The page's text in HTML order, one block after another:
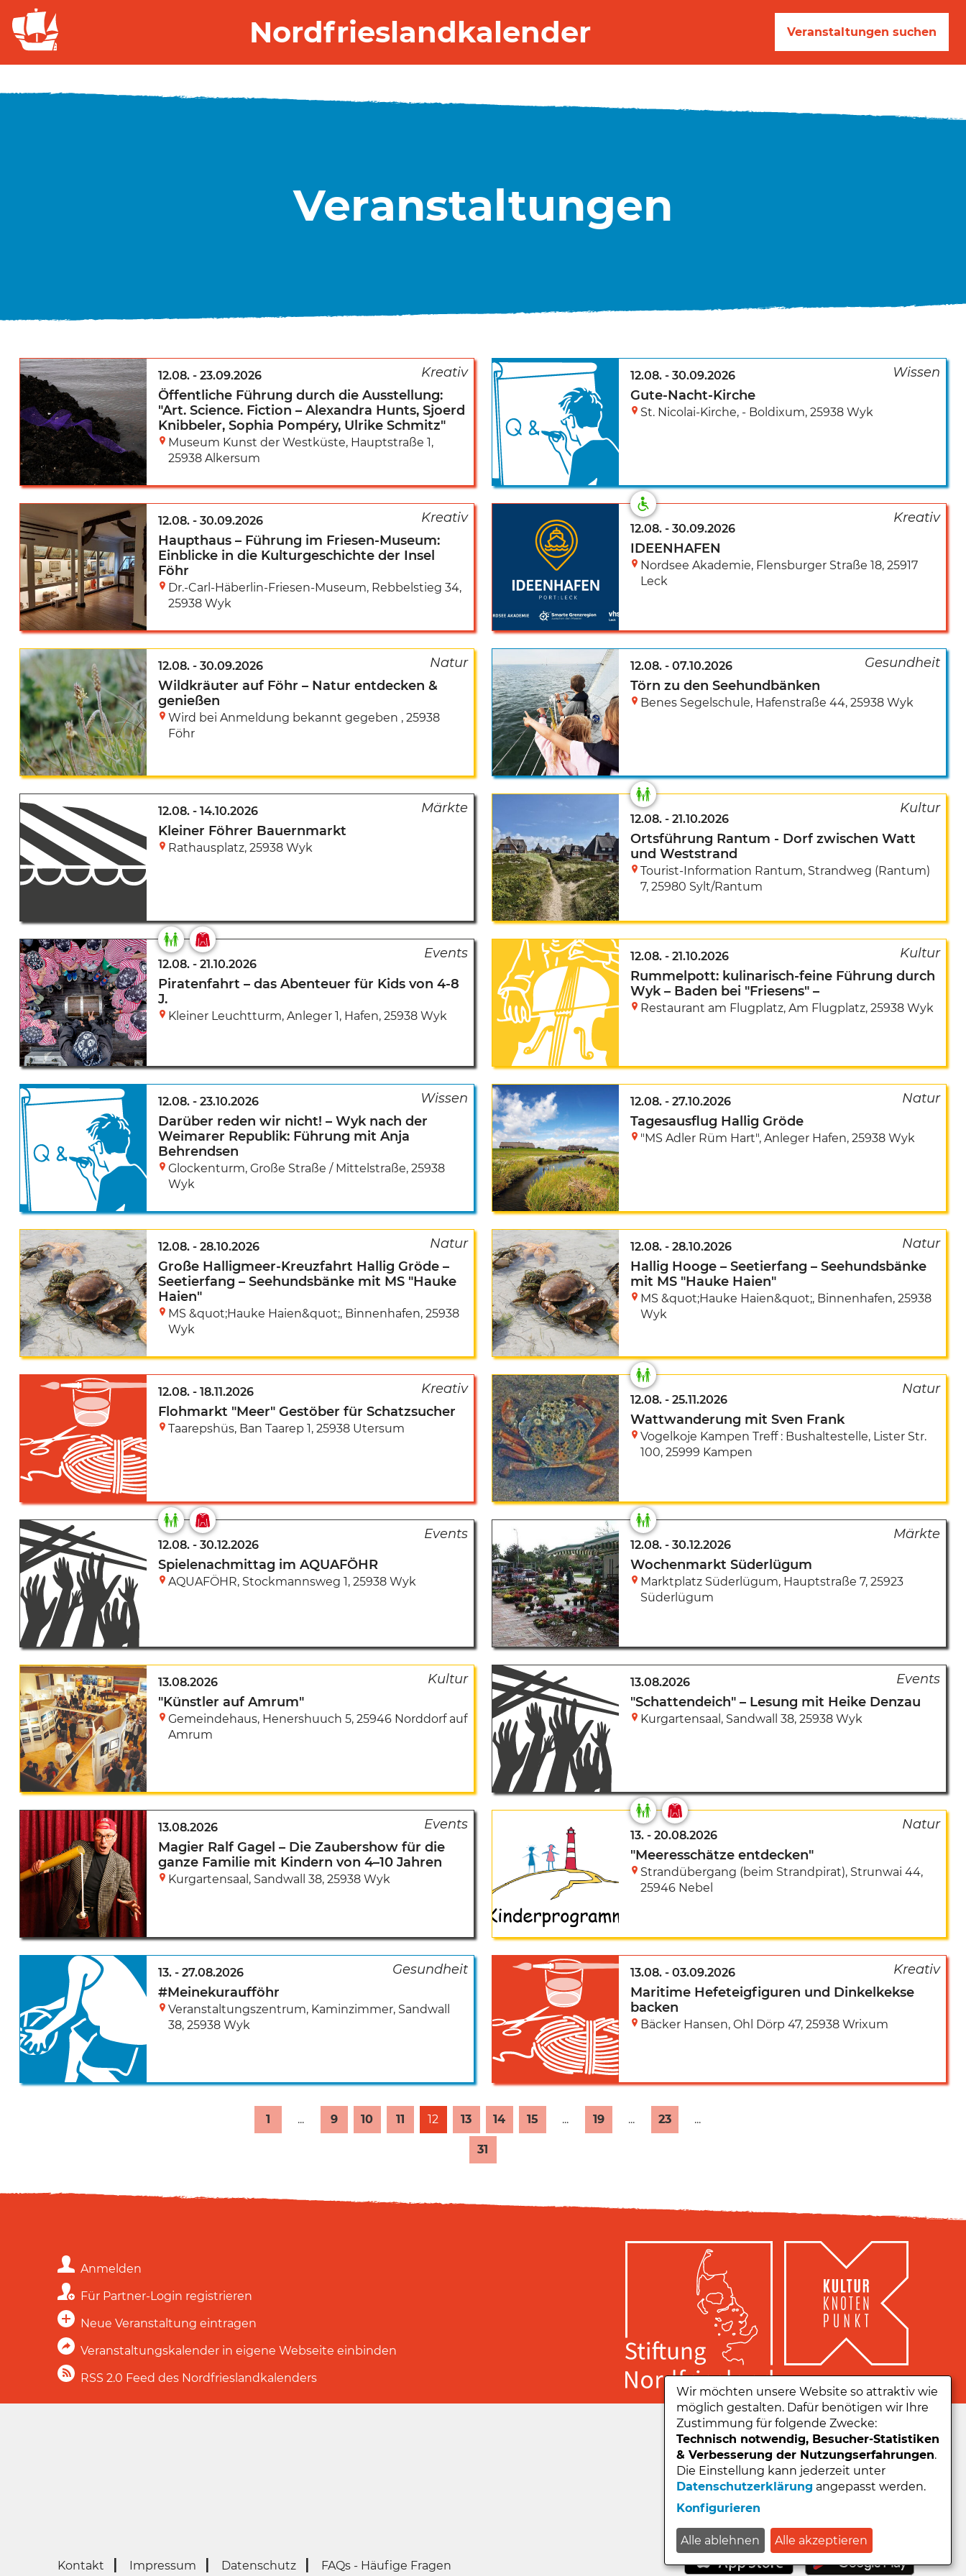
Nordfrieslandkalender Veranstaltungen suchen
Veranstaltungen
12.08. - 23.09.2026
Öffentliche Führung durch die Ausstellung:
"Art. Science. Fiction – Alexandra Hunts, Sjoerd
Knibbeler, Sophia Pompéry, Ulrike Schmitz"
Museum Kunst der Westküste, Hauptstraße 1,
25938 Alkersum
12.08. - 30.09.2026
Gute-Nacht-Kirche
St. Nicolai-Kirche, - Boldixum, 25938 Wyk
12.08. - 30.09.2026
Haupthaus – Führung im Friesen-Museum:
Einblicke in die Kulturgeschichte der Insel
Föhr
Dr.-Carl-Häberlin-Friesen-Museum, Rebbelstieg 34,
25938 Wyk
12.08. - 30.09.2026
IDEENHAFEN
Nordsee Akademie, Flensburger Straße 18, 25917
Leck
12.08. - 30.09.2026
Wildkräuter auf Föhr – Natur entdecken &
genießen
Wird bei Anmeldung bekannt gegeben , 25938
Föhr
12.08. - 07.10.2026
Törn zu den Seehundbänken
Benes Segelschule, Hafenstraße 44, 25938 Wyk
12.08. - 14.10.2026
Kleiner Föhrer Bauernmarkt
Rathausplatz, 25938 Wyk
12.08. - 21.10.2026
Ortsführung Rantum - Dorf zwischen Watt
und Weststrand
Tourist-Information Rantum, Strandweg (Rantum)
7, 25980 Sylt/Rantum
12.08. - 21.10.2026
Piratenfahrt – das Abenteuer für Kids von 4-8
J.
Kleiner Leuchtturm, Anleger 1, Hafen, 25938 Wyk
12.08. - 21.10.2026
Rummelpott: kulinarisch-feine Führung durch
Wyk – Baden bei "Friesens" –
Restaurant am Flugplatz, Am Flugplatz, 25938 Wyk
12.08. - 23.10.2026
Darüber reden wir nicht! – Wyk nach der
Weimarer Republik: Führung mit Anja
Behrendsen
Glockenturm, Große Straße / Mittelstraße, 25938
Wyk
12.08. - 27.10.2026
​Tagesausflug Hallig Gröde
"MS Adler Rüm Hart", Anleger Hafen, 25938 Wyk
12.08. - 28.10.2026
Große Halligmeer-Kreuzfahrt Hallig Gröde –
Seetierfang – Seehundsbänke mit MS "Hauke
Haien"
MS &quot;Hauke Haien&quot;, Binnenhafen, 25938
Wyk
12.08. - 28.10.2026
Hallig Hooge – Seetierfang – Seehundsbänke
mit MS "Hauke Haien"
MS &quot;Hauke Haien&quot;, Binnenhafen, 25938
Wyk
12.08. - 18.11.2026
Flohmarkt "Meer" Gestöber für Schatzsucher
Taarepshüs, Ban Taarep 1, 25938 Utersum
12.08. - 25.11.2026
Wattwanderung mit Sven Frank
Vogelkoje Kampen Treff : Bushaltestelle, Lister Str.
100, 25999 Kampen
12.08. - 30.12.2026
Spielenachmittag im AQUAFÖHR
AQUAFÖHR, Stockmannsweg 1, 25938 Wyk
12.08. - 30.12.2026
Wochenmarkt Süderlügum
Marktplatz Süderlügum, Hauptstraße 7, 25923
Süderlügum
13.08.2026
"Künstler auf Amrum"
Gemeindehaus, Henershuuch 5, 25946 Norddorf auf
Amrum
13.08.2026
"Schattendeich" – Lesung mit Heike Denzau
Kurgartensaal , Sandwall 38, 25938 Wyk
13.08.2026
Magier Ralf Gagel – Die Zaubershow für die
ganze Familie mit Kindern von 4–10 Jahren
Kurgartensaal , Sandwall 38, 25938 Wyk
13. - 20.08.2026
"Meeresschätze entdecken"
Strandübergang (beim Strandpirat), Strunwai 44,
25946 Nebel
13. - 27.08.2026
#Meinekuraufföhr
Veranstaltungszentrum, Kaminzimmer, Sandwall
38, 25938 Wyk
13.08. - 03.09.2026
Maritime Hefeteigfiguren und Dinkelkekse
backen
Bäcker Hansen, Ohl Dörp 47, 25938 Wrixum
1 ... 9 10 11 12 13 14 15 ... 19 ... 23 ...
31
Anmelden
Für Partner-Login registrieren
Neue Veranstaltung eintragen
Veranstaltungskalender in eigene Webseite einbinden
RSS 2.0 Feed des Nordfrieslandkalenders
Kontakt Impressum Datenschutz FAQs - Häufige Fragen
Zu unserer App:
Wir möchten unsere Website so attraktiv wie
möglich gestalten. Dafür benötigen wir Ihre
Zustimmung für folgende Zwecke:
Technisch notwendig, Besucher-Statistiken
& Verbesserung der Nutzungserfahrungen.
Die Einstellung kann jederzeit unter
Datenschutzerklärung angepasst werden.
Konfigurieren
Alle ablehnen Alle akzeptieren